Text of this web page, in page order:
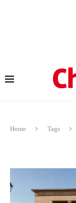
Home Tags